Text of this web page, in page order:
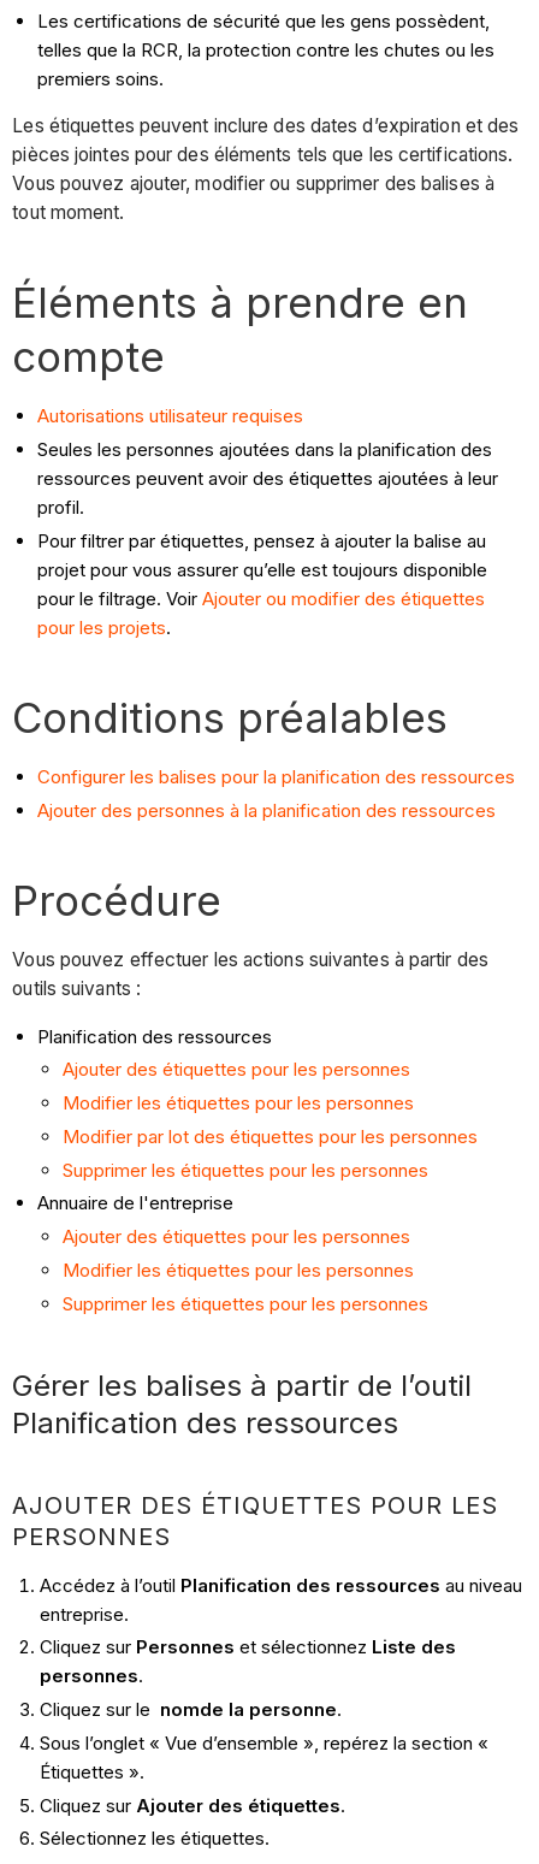
Les certifications de sécurité que les gens possèdent,
telles que la RCR, la protection contre les chutes ou les
premiers soins.
Les étiquettes peuvent inclure des dates d’expiration et des
pièces jointes pour des éléments tels que les certifications.
Vous pouvez ajouter, modifier ou supprimer des balises à
tout moment.
Éléments à prendre en
compte
Autorisations utilisateur requises
Seules les personnes ajoutées dans la planification des
ressources peuvent avoir des étiquettes ajoutées à leur
profil.
Pour filtrer par étiquettes, pensez à ajouter la balise au
projet pour vous assurer qu’elle est toujours disponible
pour le filtrage. VoirAjouter ou modifier des étiquettes
pour les projets.
Conditions préalables
Configurer les balises pour la planification des ressources
Ajouter des personnes à la planification des ressources
Procédure
Vous pouvez effectuer les actions suivantes à partir des
outils suivants :
Planification des ressources
Ajouter des étiquettes pour les personnes
Modifier les étiquettes pour les personnes
Modifier par lot des étiquettes pour les personnes
Supprimer les étiquettes pour les personnes
Annuaire de l'entreprise
Ajouter des étiquettes pour les personnes
Modifier les étiquettes pour les personnes
Supprimer les étiquettes pour les personnes
Gérer les balises à partir de l’outil
Planification des ressources
AJOUTER DES ÉTIQUETTES POUR LES
PERSONNES
Accédez à l’outil Planification des ressources au niveau
entreprise.
Cliquez sur Personnes et sélectionnez Liste des
personnes.
Cliquez sur le nomde la personne.
Sous l’onglet « Vue d’ensemble », repérez la section «
Étiquettes ».
Cliquez sur Ajouter des étiquettes.
Sélectionnez les étiquettes.